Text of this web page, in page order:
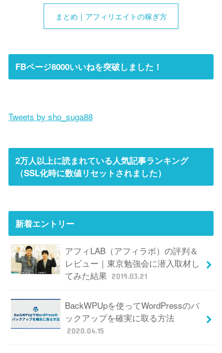
まとめ｜アフィリエイトの稼ぎ方
FBページ8000いいねを突破しました！
Tweets by sho_suga88
2万人以上に読まれている人気記事ランキング
（SSL化時に数値リセットされました）
新着エントリー
アフィLAB（アフィラボ）の評判＆
レビュー｜東京勉強会に潜入取材し
てみた結果
2019.03.21
BackWPUpを使ってWordPressのバ
ックアップを確実に取る方法
2020.04.15